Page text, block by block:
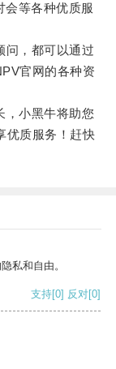
会等各种优质服
，都可以通过
官网的各种资
小黑牛将助您
优质服务！赶快
私和自由。
支持[0] 反对[0]